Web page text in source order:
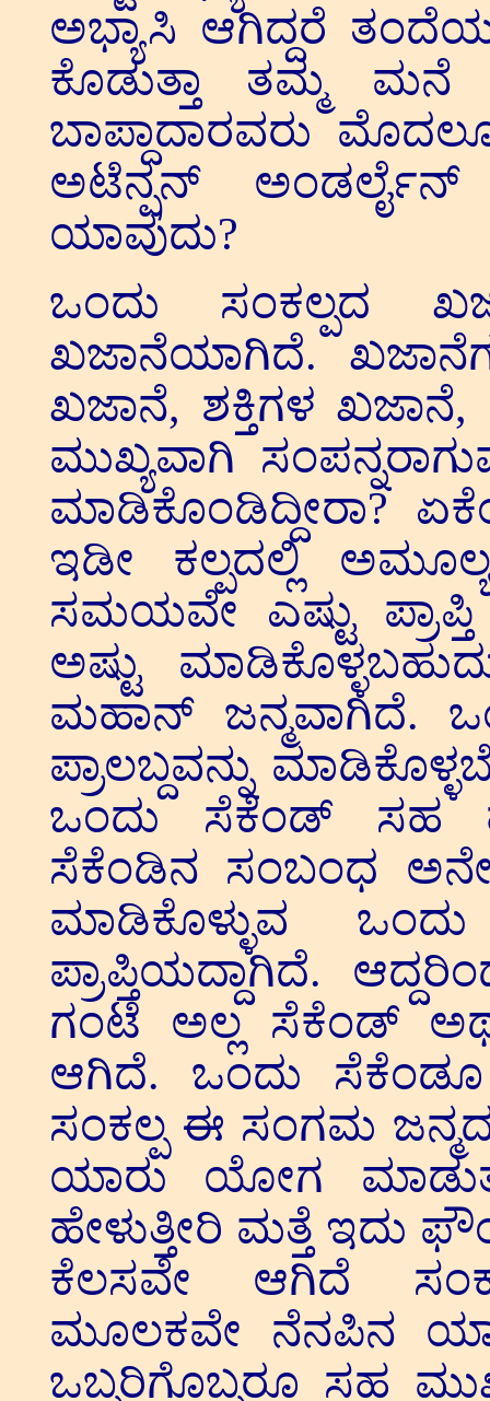
ಅಭ್ಯಾಸಿ ಆಗಿದ್ದರೆ
ಕೊಡುತ್ತಾ ತಮ್ಮ ಮನೆ
ಬಾಪ್ದಾದಾರವರು
ಅಟೆನ್ಷನ್
ಯಾವುದು?
ಒಂದು ಸಂಕಲ್ಪದ
ಖಜಾನೆಯಾಗಿದೆ.
ಖಜಾನೆ, ಶಕ್ತಿಗಳ
ಮುಖ್ಯವಾಗಿ
ಮಾಡಿಕೊಂಡಿದ್ದೀರಾ?
ಇಡೀ ಕಲ್ಪದಲ್ಲಿ
ಸಮಯವೇ ಎಷ್ಟು
ಅಷ್ಟು
ಮಹಾನ್ ಜನ್ಮವಾಗಿದೆ.
ಪ್ರಾಲಬ್ದವನ್ನು
ಒಂದು ಸೆಕೆಂಡ್ ಸಹ
ಸೆಕೆಂಡಿನ ಸಂಬಂಧ
ಮಾಡಿಕೊಳ್ಳುವ
ಪ್ರಾಪ್ತಿಯದ್ದಾಗಿದೆ.
ಗಂಟೆ ಅಲ್ಲ ಸೆಕೆಂಡ್
ಆಗಿದೆ. ಒಂದು
ಸಂಕಲ್ಪ ಈ ಸಂಗಮ
ಯಾರು ಯೋಗ
ಹೇಳುತ್ತೀರಿ ಮತ್ತೆ ಇದು
ಕೆಲಸವೇ ಆಗಿದೆ
ಮೂಲಕವೇ ನೆನಪಿನ
ಒಬ್ಬರಿಗೊಬ್ಬರೂ ಸಹ